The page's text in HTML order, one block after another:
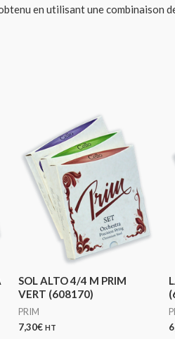
en utilisant une combinaison
SOL ALTO 4/4 M PRIM
VERT (608170)
PRIM
7,30€ HT